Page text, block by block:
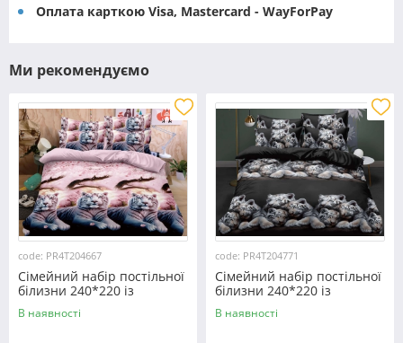
Оплата карткою Visa, Mastercard - WayForPay
Ми рекомендуємо
code: PR4T204667
Сімейний набір постільної
білизни 240*220 із
полікотону №204667
Черешенька™
В наявності
code: PR4T204771
Сімейний набір постільної
білизни 240*220 із
полікотону №204771
Черешенька™
В наявності